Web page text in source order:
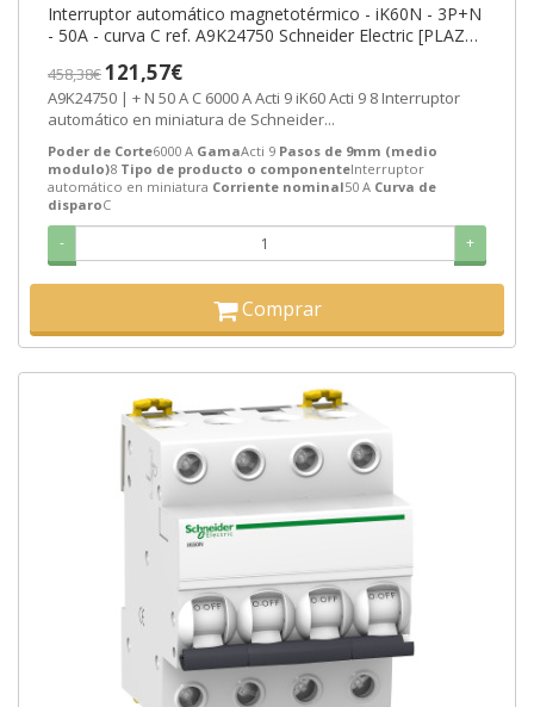
Interruptor automático magnetotérmico - iK60N - 3P+N
- 50A - curva C ref. A9K24750 Schneider Electric [PLAZO
458,38€121,57€
A9K24750 | + N 50 A C 6000 A Acti 9 iK60 Acti 9 8 Interruptor
automático en miniatura de Schneider...
Poder de Corte6000 A GamaActi 9 Pasos de 9mm (medio
modulo)8 Tipo de producto o componenteInterruptor
automático en miniatura Corriente nominal50 A Curva de
disparoC
- +
Comprar